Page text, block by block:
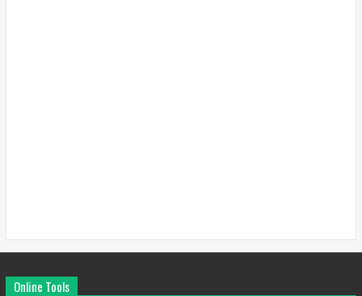
Online Tools